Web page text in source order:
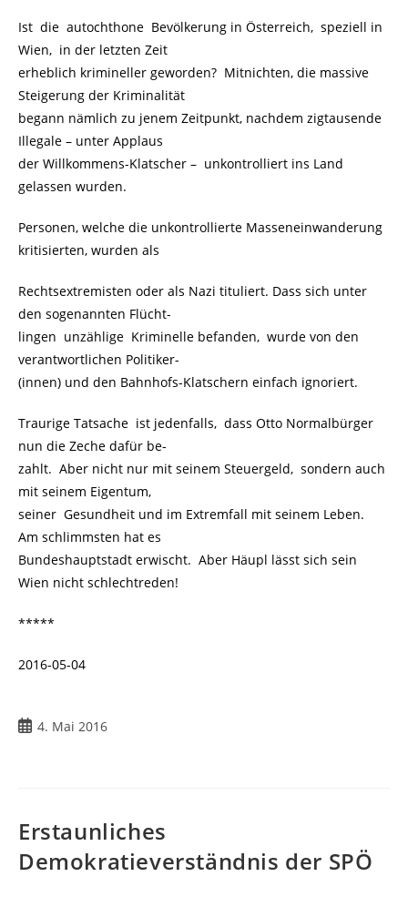
Ist die autochthone Bevölkerung in Österreich, speziell in
Wien, in der letzten Zeit
erheblich krimineller geworden? Mitnichten, die massive
Steigerung der Kriminalität
begann nämlich zu jenem Zeitpunkt, nachdem zigtausende
Illegale – unter Applaus
der Willkommens-Klatscher – unkontrolliert ins Land
gelassen wurden.
Personen, welche die unkontrollierte Masseneinwanderung
kritisierten, wurden als
Rechtsextremisten oder als Nazi tituliert. Dass sich unter
den sogenannten Flücht-
lingen unzählige Kriminelle befanden, wurde von den
verantwortlichen Politiker-
(innen) und den Bahnhofs-Klatschern einfach ignoriert.
Traurige Tatsache ist jedenfalls, dass Otto Normalbürger
nun die Zeche dafür be-
zahlt. Aber nicht nur mit seinem Steuergeld, sondern auch
mit seinem Eigentum,
seiner Gesundheit und im Extremfall mit seinem Leben.
Am schlimmsten hat es
Bundeshauptstadt erwischt. Aber Häupl lässt sich sein
Wien nicht schlechtreden!
*****
2016-05-04
4. Mai 2016
Erstaunliches
Demokratieverständnis der SPÖ